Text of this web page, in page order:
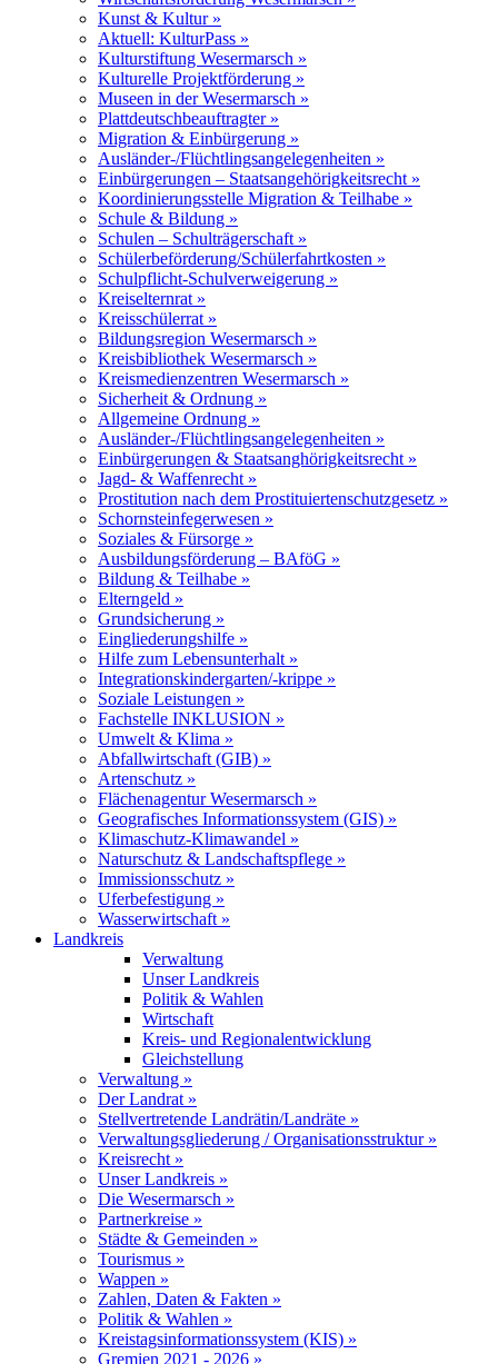
Kunst & Kultur »
Aktuell: KulturPass »
Kulturstiftung Wesermarsch »
Kulturelle Projektförderung »
Museen in der Wesermarsch »
Plattdeutschbeauftragter »
Migration & Einbürgerung »
Ausländer-/Flüchtlingsangelegenheiten »
Einbürgerungen – Staatsangehörigkeitsrecht »
Koordinierungsstelle Migration & Teilhabe »
Schule & Bildung »
Schulen – Schulträgerschaft »
Schülerbeförderung/Schülerfahrtkosten »
Schulpflicht-Schulverweigerung »
Kreiselternrat »
Kreisschülerrat »
Bildungsregion Wesermarsch »
Kreisbibliothek Wesermarsch »
Kreismedienzentren Wesermarsch »
Sicherheit & Ordnung »
Allgemeine Ordnung »
Ausländer-/Flüchtlingsangelegenheiten »
Einbürgerungen & Staatsanghörigkeitsrecht »
Jagd- & Waffenrecht »
Prostitution nach dem Prostituiertenschutzgesetz »
Schornsteinfegerwesen »
Soziales & Fürsorge »
Ausbildungsförderung – BAföG »
Bildung & Teilhabe »
Elterngeld »
Grundsicherung »
Eingliederungshilfe »
Hilfe zum Lebensunterhalt »
Integrationskindergarten/-krippe »
Soziale Leistungen »
Fachstelle INKLUSION »
Umwelt & Klima »
Abfallwirtschaft (GIB) »
Artenschutz »
Flächenagentur Wesermarsch »
Geografisches Informationssystem (GIS) »
Klimaschutz-Klimawandel »
Naturschutz & Landschaftspflege »
Immissionsschutz »
Uferbefestigung »
Wasserwirtschaft »
Landkreis
Verwaltung
Unser Landkreis
Politik & Wahlen
Wirtschaft
Kreis- und Regionalentwicklung
Gleichstellung
Verwaltung »
Der Landrat »
Stellvertretende Landrätin/Landräte »
Verwaltungsgliederung / Organisationsstruktur »
Kreisrecht »
Unser Landkreis »
Die Wesermarsch »
Partnerkreise »
Städte & Gemeinden »
Tourismus »
Wappen »
Zahlen, Daten & Fakten »
Politik & Wahlen »
Kreistagsinformationssystem (KIS) »
Gremien 2021 - 2026 »